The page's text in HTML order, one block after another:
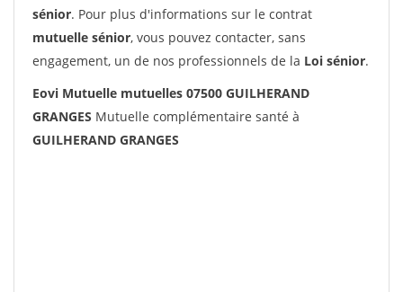
sénior. Pour plus d'informations sur le contrat
mutuelle sénior, vous pouvez contacter, sans
engagement, un de nos professionnels de la Loi sénior.
Eovi Mutuelle mutuelles 07500 GUILHERAND
GRANGES Mutuelle complémentaire santé à
GUILHERAND GRANGES